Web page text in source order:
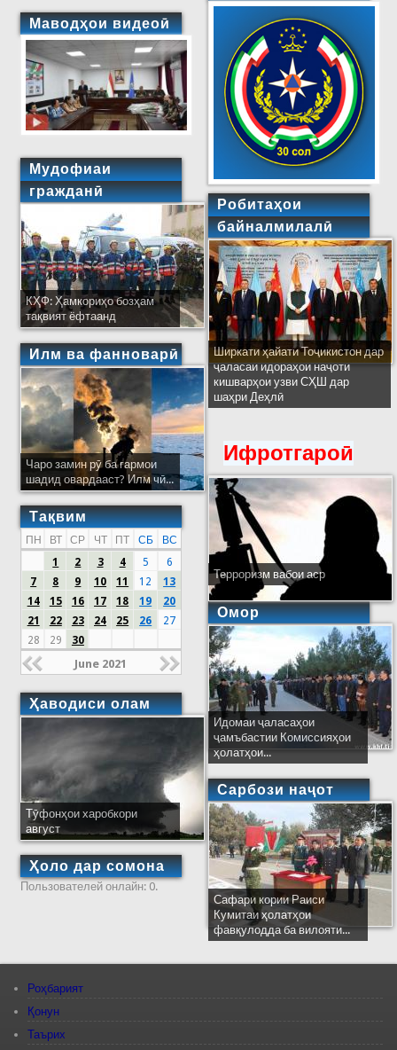
Маводҳои видеоӣ
Мудофиаи
гражданӣ
КҲФ: Ҳамкориҳо бозҳам
тақвият ёфтаанд
Илм ва фанноварӣ
Чаро замин рӯ ба гармои
шадид овардааст? Илм чӣ...
Тақвим
ПН ВТ СР ЧТ ПТ СБ
ВС
1
2 3 4 5
6
7
8 9 10 11 12
13
14
15 16 17 18 19
20
21
22 23 24 25 26
27
28
29 30
June 2021
Ҳаводиси олам
Тӯфонҳои харобкори
август
Ҳоло дар сомона
Пользователей онлайн: 0.
Робитаҳои
байналмилалӣ
Ширкати ҳайати Тоҷикистон дар
ҷаласаи идораҳои наҷоти
кишварҳои узви СҲШ дар
шаҳри Деҳлӣ
Ифротгароӣ
Терроризм вабои аср
Омор
Идомаи ҷаласаҳои
ҷамъбастии Комиссияҳои
ҳолатҳои...
Сарбози наҷот
Сафари кории Раиси
Кумитаи ҳолатҳои
фавқулодда ба вилояти...
Роҳбарият
Қонун
Таърих